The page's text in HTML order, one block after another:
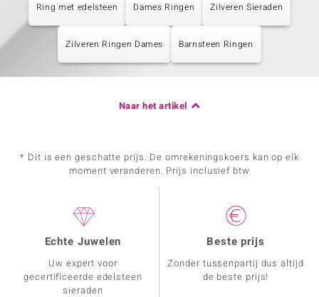
Ring met edelsteen Dames Ringen Zilveren Sieraden
Zilveren Ringen Dames Barnsteen Ringen
Naar het artikel
* Dit is een geschatte prijs. De omrekeningskoers kan op elk
moment veranderen. Prijs inclusief btw
Echte Juwelen
Uw expert voor
gecertificeerde edelsteen
sieraden
Beste prijs
Zonder tussenpartij dus altijd
de beste prijs!